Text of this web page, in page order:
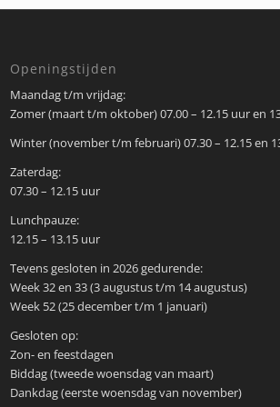
Openingstijden
Maandag t/m vrijdag:
Zomer (maart t/m oktober) 07.00 – 12.15 uur en
Winter (november t/m februari) 07.30 – 12.15 en
Zaterdag:
07.30 – 12.15 uur
Lunchpauze:
12.15 – 13.15 uur
Tevens gesloten in 2026 gedurende:
Week 32 en 33 (3 augustus t/m 14 augustus)
Week 52 (25 december t/m 1 januari)
Gesloten op:
Zon- en feestdagen
Biddag (tweede woensdag van maart)
Dankdag (eerste woensdag van november)